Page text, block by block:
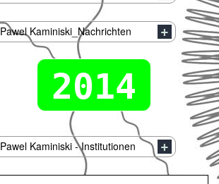
Pawel Kaminiski_Nachrichten
2014
Pawel Kaminiski - Institutionen